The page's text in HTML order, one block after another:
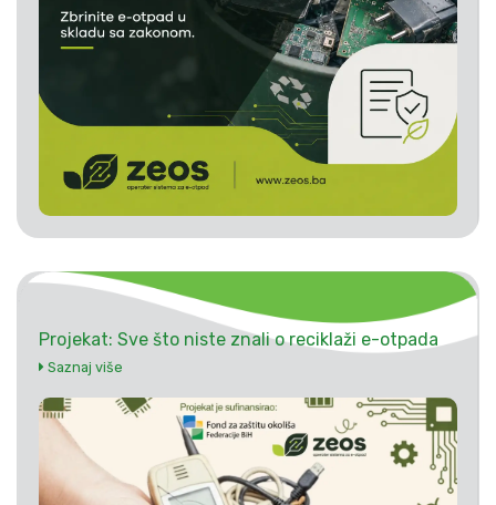
Projekat: Sve što niste znali o reciklaži e-otpada
Saznaj više